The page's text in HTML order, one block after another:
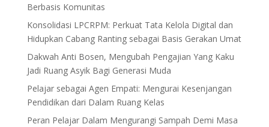
Berbasis Komunitas
Konsolidasi LPCRPM: Perkuat Tata Kelola Digital dan
Hidupkan Cabang Ranting sebagai Basis Gerakan Umat
Dakwah Anti Bosen, Mengubah Pengajian Yang Kaku
Jadi Ruang Asyik Bagi Generasi Muda
Pelajar sebagai Agen Empati: Mengurai Kesenjangan
Pendidikan dari Dalam Ruang Kelas
Peran Pelajar Dalam Mengurangi Sampah Demi Masa